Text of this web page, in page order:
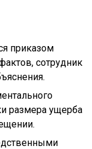
приказом
сотрудник
размера ущерба